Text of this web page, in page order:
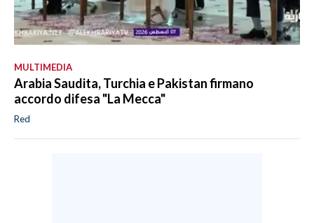
MULTIMEDIA
Arabia Saudita, Turchia e Pakistan firmano
accordo difesa "La Mecca"
Red